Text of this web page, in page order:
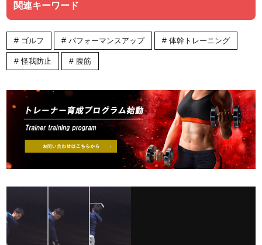
関連キーワード
ゴルフ パフォーマンスアップ 体幹トレーニング
怪我防止 腹筋